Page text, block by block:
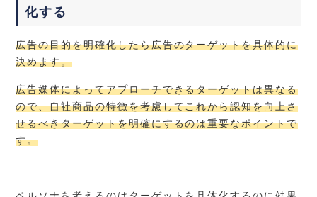
化する
広告の目的を明確化したら広告のターゲットを具体的に
決めます。
広告媒体によってアプローチできるターゲットは異なる
ので、自社商品の特徴を考慮してこれから認知を向上さ
せるべきターゲットを明確にするのは重要なポイントで
す。